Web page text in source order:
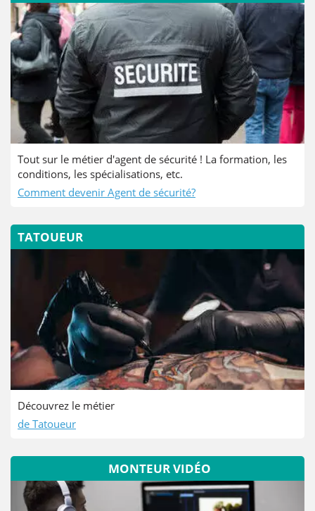
Tout sur le métier d'agent de sécurité ! La formation, les
conditions, les spécialisations, etc.
Comment devenir Agent de sécurité?
TATOUEUR
Découvrez le métier
de Tatoueur
MONTEUR VIDÉO